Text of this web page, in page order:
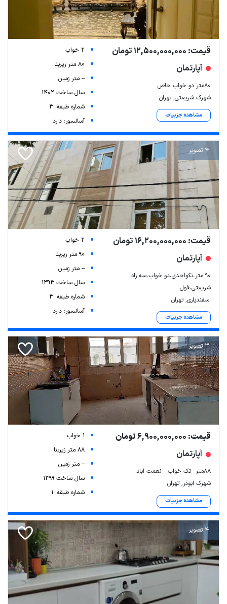
قیمت: 12,500,000,000 تومان
آپارتمان
80متر دو خواب خاص
شهرک شریعتی, تهران
مشاهده جزییات
2 خواب
80 متر زیربنا
-- متر زمین
سال ساخت 1402
شماره طبقه: 3
آسانسور: دارد
4 تصویر
قیمت: 16,200,000,000 تومان
آپارتمان
90 متر،تکواحدی،دو خواب،سه راه
شریعتی،فول
اسفندیاری, تهران
مشاهده جزییات
2 خواب
90 متر زیربنا
-- متر زمین
سال ساخت 1393
شماره طبقه: 3
آسانسور: دارد
3 تصویر
قیمت: 6,900,000,000 تومان
آپارتمان
۸۸متر _تک خواب _ نعمت اباد
شهرک ابوذر, تهران
مشاهده جزییات
1 خواب
88 متر زیربنا
-- متر زمین
سال ساخت 1399
شماره طبقه: 1
4 تصویر